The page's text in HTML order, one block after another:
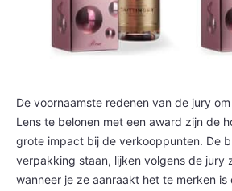
De voornaamste redenen van de jury
Lens te belonen met een award zijn de
grote impact bij de verkooppunten. De
verpakking staan, lijken volgens de jury
wanneer je ze aanraakt het te merken